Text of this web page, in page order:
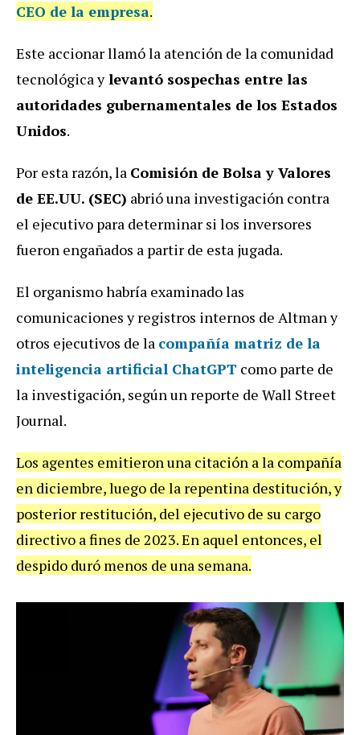
CEO de la empresa.
Este accionar llamó la atención de la comunidad
tecnológica ylevantó sospechas entre las
autoridades gubernamentales de los Estados
Unidos.
Por esta razón, la Comisión de Bolsa y Valores
de EE.UU. (SEC) abrió una investigación contra
el ejecutivo para determinar si los inversores
fueron engañados a partir de esta jugada.
El organismo habría examinado las
comunicaciones y registros internos de Altman y
otros ejecutivos de la compañía matriz de la
inteligencia artificial ChatGPT como parte de
la investigación, según un reporte de Wall Street
Journal.
Los agentes emitieron una citación a la compañía
en diciembre, luego de la repentina destitución, y
posterior restitución, del ejecutivo de su cargo
directivo a fines de 2023. En aquel entonces, el
despido duró menos de una semana.